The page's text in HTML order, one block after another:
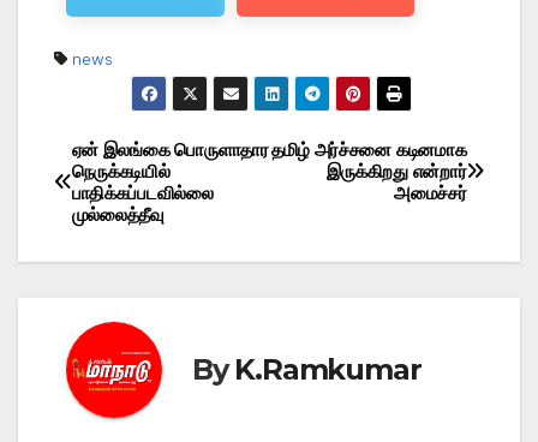
news
Post
navigation
தமிழ் அர்ச்சனை கடினமாக
இருக்கிறது என்றார்
அமைச்சர்
ஏன் இலங்கை பொருளாதார
நெருக்கடியில்
பாதிக்கப்படவில்லை
முல்லைத்தீவு
ByK.Ramkumar